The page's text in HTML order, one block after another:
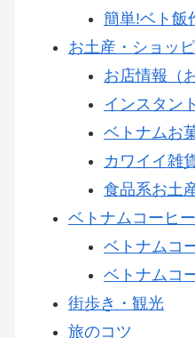
簡単!ベト飯
お土産・ショッ
お店情報（
インスタン
ベトナムお
カワイイ雑
食品系お土
ベトナムコーヒー
ベトナムコ
ベトナムコ
街歩き・観光
旅のコツ